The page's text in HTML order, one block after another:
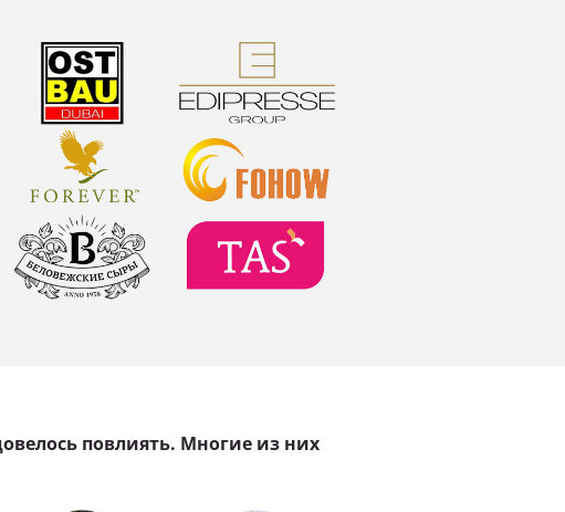
повлиять. Многие из них